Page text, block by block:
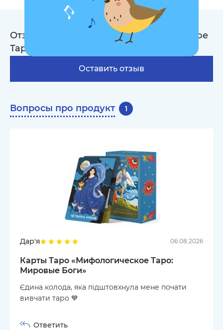
Отзывы на Карты Таро «Мифологическое
Таро: Мировые Боги»
Оставить отзыв
Вопросы про продукт 1
Дар'я 06.08.2026
Карты Таро «Мифологическое Таро:
Мировые Боги»
Єдина колода, яка підштовхнула мене почати
вивчати таро 💙
Ответить